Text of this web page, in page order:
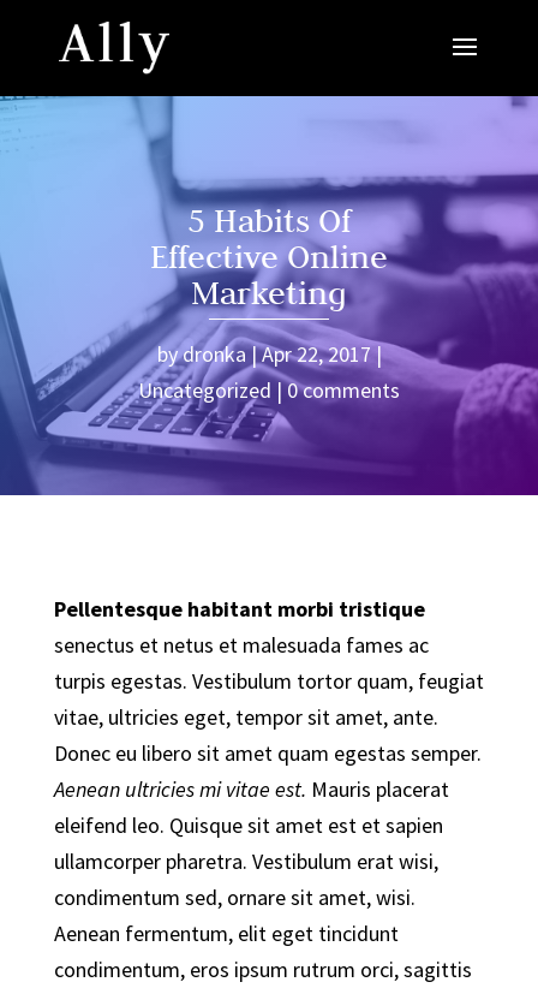
5 Habits Of
Effective Online
Marketing
bydronka Apr 22, 2017
Uncategorized
0 comments
Pellentesque habitant morbi tristique
senectus et netus et malesuada fames ac
turpis egestas. Vestibulum tortor quam, feugiat
vitae, ultricies eget, tempor sit amet, ante.
Donec eu libero sit amet quam egestas semper.
Aenean ultricies mi vitae est. Mauris placerat
eleifend leo. Quisque sit amet est et sapien
ullamcorper pharetra. Vestibulum erat wisi,
condimentum sed, ornare sit amet, wisi.
Aenean fermentum, elit eget tincidunt
condimentum, eros ipsum rutrum orci, sagittis